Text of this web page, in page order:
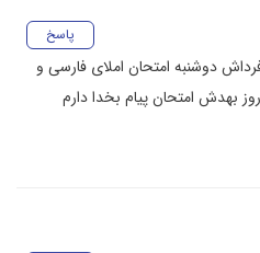
پاسخ
دوشنبه امتحان املای فارسی و
بهدش امتحان پیام بخدا دارم